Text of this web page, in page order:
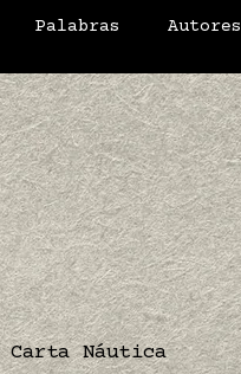
Palabras Autores
Carta Náutica